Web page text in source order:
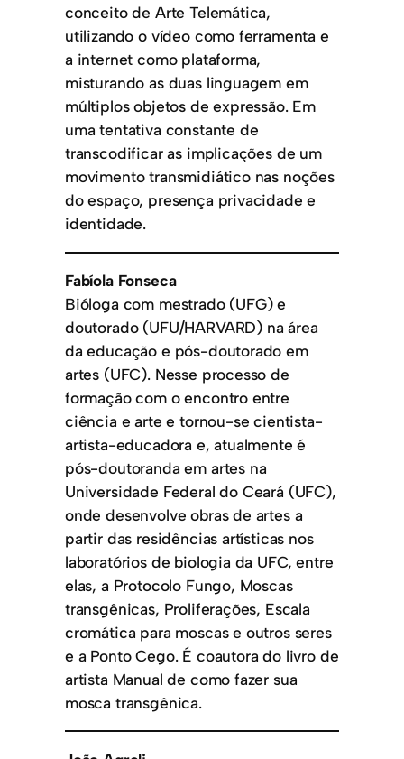
conceito de Arte Telemática,
utilizando o vídeo como ferramenta e
a internet como plataforma,
misturando as duas linguagem em
múltiplos objetos de expressão. Em
uma tentativa constante de
transcodificar as implicações de um
movimento transmidiático nas noções
do espaço, presença privacidade e
identidade.
Fabíola Fonseca
Bióloga com mestrado (UFG) e
doutorado (UFU/HARVARD) na área
da educação e pós-doutorado em
artes (UFC). Nesse processo de
formação com o encontro entre
ciência e arte e tornou-se cientista-
artista-educadora e, atualmente é
pós-doutoranda em artes na
Universidade Federal do Ceará (UFC),
onde desenvolve obras de artes a
partir das residências artísticas nos
laboratórios de biologia da UFC, entre
elas, a Protocolo Fungo, Moscas
transgênicas, Proliferações, Escala
cromática para moscas e outros seres
e a Ponto Cego. É coautora do livro de
artista Manual de como fazer sua
mosca transgênica.